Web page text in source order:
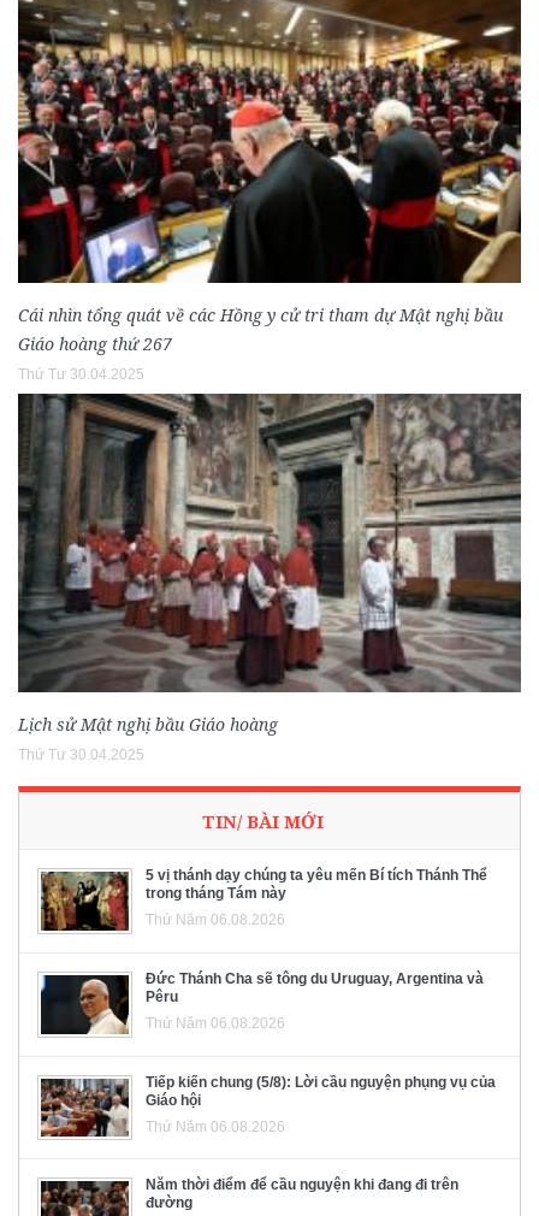
Cái nhìn tổng quát về các Hồng y cử tri tham dự Mật nghị bầu
Giáo hoàng thứ 267
Thứ Tư 30.04.2025
Lịch sử Mật nghị bầu Giáo hoàng
Thứ Tư 30.04.2025
TIN/ BÀI MỚI
5 vị thánh dạy chúng ta yêu mến Bí tích Thánh Thể
trong tháng Tám này
Thứ Năm 06.08.2026
Đức Thánh Cha sẽ tông du Uruguay, Argentina và
Pêru
Thứ Năm 06.08.2026
Tiếp kiến chung (5/8): Lời cầu nguyện phụng vụ của
Giáo hội
Thứ Năm 06.08.2026
Năm thời điểm để cầu nguyện khi đang đi trên
đường